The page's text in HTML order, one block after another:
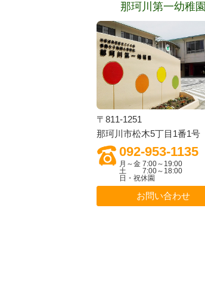
那珂川第一幼稚園
〒811-1251
那珂川市松木5丁目1番1号
092-953-1135
月～金 7:00～19:00
土 7:00～18:00
日・祝休園
お問い合わせ